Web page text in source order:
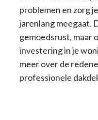
problemen en zorg
jarenlang meegaat.
gemoedsrust, maar
investering in je
meer over de
professionele